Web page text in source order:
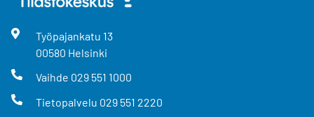
Työpajankatu 13
00580 Helsinki
Vaihde 029 551 1000
Tietopalvelu 029 551 2220